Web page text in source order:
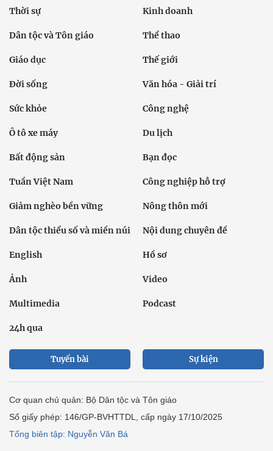
Thời sự Kinh doanh
Dân tộc và Tôn giáo Thể thao
Giáo dục Thế giới
Đời sống Văn hóa - Giải trí
Sức khỏe Công nghệ
Ô tô xe máy Du lịch
Bất động sản Bạn đọc
Tuần Việt Nam Công nghiệp hỗ trợ
Giảm nghèo bền vững Nông thôn mới
Dân tộc thiểu số và miền núi Nội dung chuyên đề
English Hồ sơ
Ảnh Video
Multimedia Podcast
24h qua
Tuyến bài Sự kiện
Cơ quan chủ quản: Bộ Dân tộc và Tôn giáo
Số giấy phép: 146/GP-BVHTTDL, cấp ngày 17/10/2025
Tổng biên tập: Nguyễn Văn Bá